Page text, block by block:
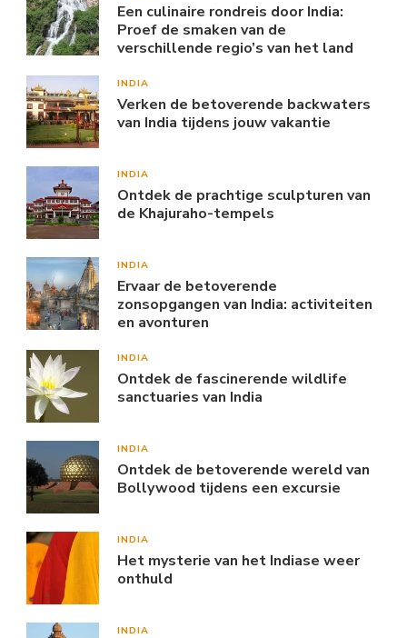
Een culinaire rondreis door India:
Proef de smaken van de
verschillende regio’s van het land
INDIA
Verken de betoverende backwaters
van India tijdens jouw vakantie
INDIA
Ontdek de prachtige sculpturen van
de Khajuraho-tempels
INDIA
Ervaar de betoverende
zonsopgangen van India: activiteiten
en avonturen
INDIA
Ontdek de fascinerende wildlife
sanctuaries van India
INDIA
Ontdek de betoverende wereld van
Bollywood tijdens een excursie
INDIA
Het mysterie van het Indiase weer
onthuld
INDIA